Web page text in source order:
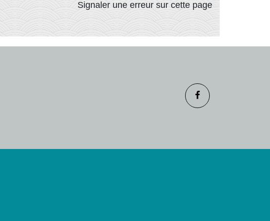
Signaler une erreur sur cette page